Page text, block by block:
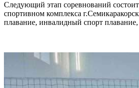
Следующий этап соревнований
спортивном комплекса
плавание, инвалидный спорт